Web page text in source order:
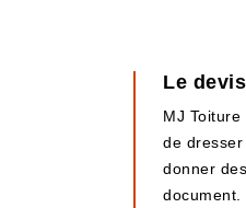
Le
MJ
de
donner
document.